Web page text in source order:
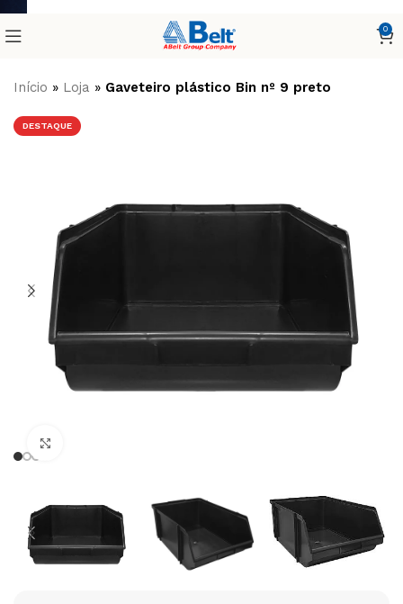
0
Início » Loja » Gaveteiro plástico Bin nº 9 preto
DESTAQUE